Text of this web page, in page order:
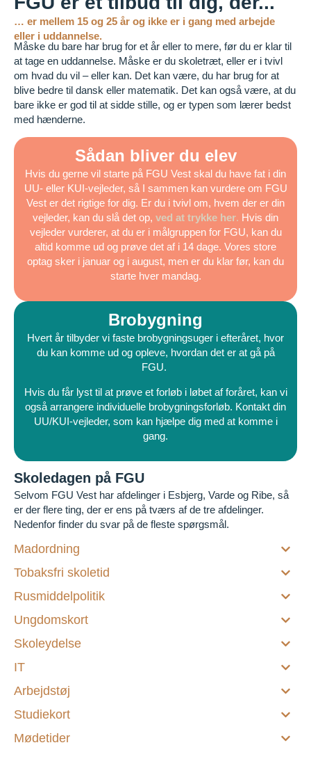
… er mellem 15 og 25 år og ikke er i gang med arbejde
eller i uddannelse.
Måske du bare har brug for et år eller to mere, før du er klar til
at tage en uddannelse. Måske er du skoletræt, eller er i tvivl
om hvad du vil – eller kan. Det kan være, du har brug for at
blive bedre til dansk eller matematik. Det kan også være, at du
bare ikke er god til at sidde stille, og er typen som lærer bedst
med hænderne.
Sådan bliver du elev
Hvis du gerne vil starte på FGU Vest skal du have fat i din
UU- eller KUI-vejleder, så I sammen kan vurdere om FGU
Vest er det rigtige for dig. Er du i tvivl om, hvem der er din
vejleder, kan du slå det op, ved at trykke her. Hvis din
vejleder vurderer, at du er i målgruppen for FGU, kan du
altid komme ud og prøve det af i 14 dage. Vores store
optag sker i januar og i august, men er du klar før, kan du
starte hver mandag.
Brobygning
Hvert år tilbyder vi faste brobygningsuger i efteråret, hvor
du kan komme ud og opleve, hvordan det er at gå på
FGU.
Hvis du får lyst til at prøve et forløb i løbet af foråret, kan vi
også arrangere individuelle brobygningsforløb. Kontakt din
UU/KUI-vejleder, som kan hjælpe dig med at komme i
gang.
Skoledagen på FGU
Selvom FGU Vest har afdelinger i Esbjerg, Varde og Ribe, så
er der flere ting, der er ens på tværs af de tre afdelinger.
Nedenfor finder du svar på de fleste spørgsmål.
Madordning
Tobaksfri skoletid
Rusmiddelpolitik
Ungdomskort
Skoleydelse
IT
Arbejdstøj
Studiekort
Mødetider